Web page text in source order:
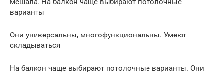
мешала. На балкон чаще выбирают потолочные
варианты
Они универсальны, многофункциональны. Умеют
складываться
На балкон чаще выбирают потолочные варианты. Они